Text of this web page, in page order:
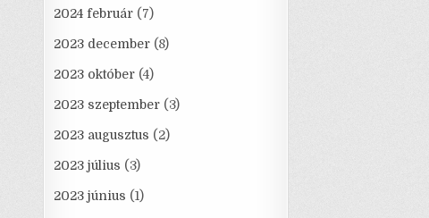
2024 február (7)
2023 december (8)
2023 október (4)
2023 szeptember (3)
2023 augusztus (2)
2023 július (3)
2023 június (1)